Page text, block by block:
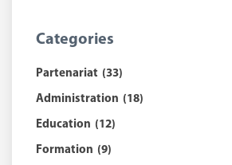
Categories
Partenariat (33)
Administration (18)
Education (12)
Formation (9)